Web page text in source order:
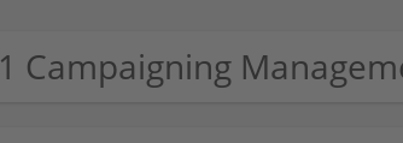
1 Campaigning